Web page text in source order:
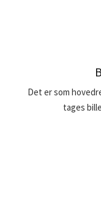
Det er som
tages